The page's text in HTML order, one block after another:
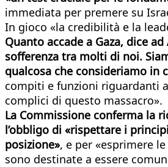
immediata per premere su
In gioco «la credibilità e la
Quanto accade a Gaza, dice
sofferenza tra molti di noi.
qualcosa che consideriamo in
compiti e funzioni riguardanti
complici di questo massacro».
La Commissione conferma la
l’obbligo di «rispettare i
posizione», e per «esprimere
sono destinate a essere